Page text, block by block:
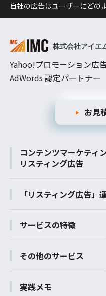
自社の広告はユーザーにどの
Yahoo!プロモーション広
AdWords 認定パートナー
お見
コンテンツマーケティ
リスティング広告
「リスティング広告」
サービスの特徴
その他のサービス
実践メモ